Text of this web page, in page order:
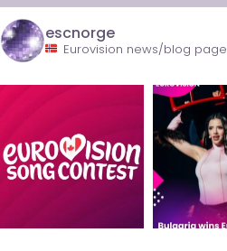
escnorge
Eurovision news/blog page